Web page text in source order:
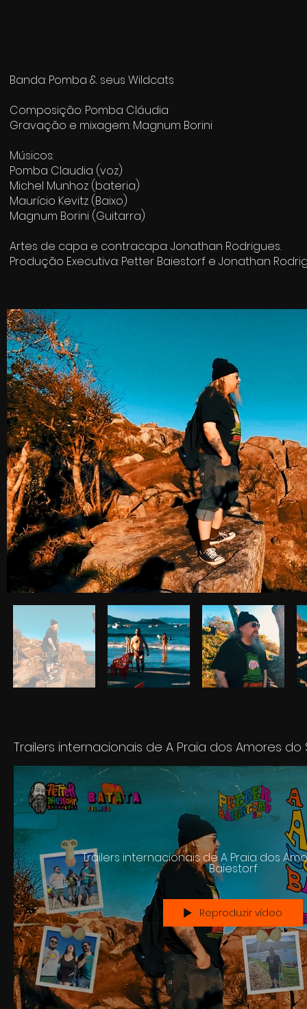
Banda: Pomba & seus Wildcats
Composição: Pomba Cláudia
Gravação e mixagem: Magnum Borini
Músicos:
Pomba Claudia (voz)
Michel Munhoz (bateria)
Maurício Kevitz (Baixo)
Magnum Borini (Guitarra)
Artes de capa e contracapa: Jonathan Rodrigues.
Produção Executiva: Petter Baiestorf e Jonathan
Trailers internacionais de A Praia dos
Baiestorf
Reproduzir vídeo